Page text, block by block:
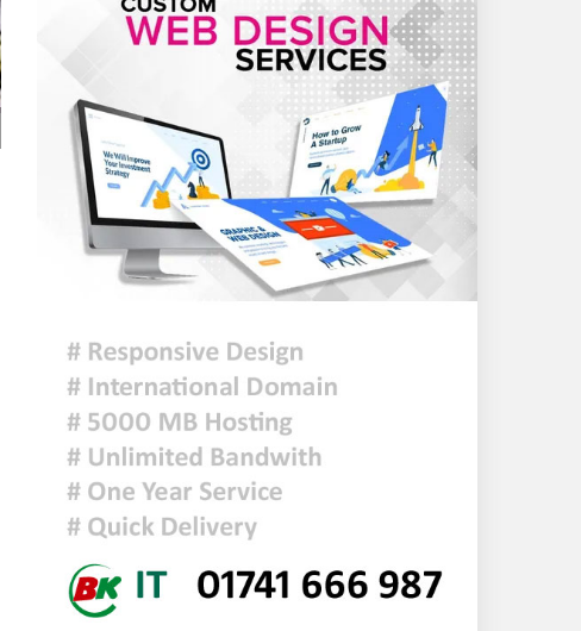
দিল্লিতে সাকিব আল হাসানের
রেকর্ডেড বক্তব্য প্রচার : মাগুরার
বাড়িতে অগ্নিসংযোগের চেষ্টা,
দেশজুড়ে জুলাই গণঅভ্যুত্থান
দিবস পালিত
আমরা যেন জুলাইকে হারিয়ে না
ফেলি : রাষ্ট্রপতি
প্রতিরোধী ব্যবস্থার মজুদ
বিপজ্জনক মাত্রায় কমেছে
জুলাই শেষে শেয়ারবাজারে বিও
হিসাব কমেছে প্রায় ২৩ হাজার